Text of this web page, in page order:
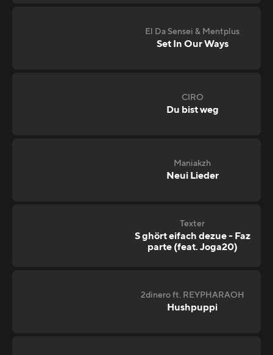
El Da Sensei & Mentplus
Set In Our Ways
CIRO
Du bist weg
Maniakzh
Neui Lieder
Texter
S ghört eifach dezue - Faz
parte (feat. Joga20)
2dinero ft. REYPHARAOH
Hushpuppi